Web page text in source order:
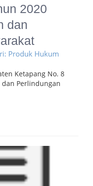
2020
dan
Produk Hukum
Ketapang No. 8
dan Perlindungan